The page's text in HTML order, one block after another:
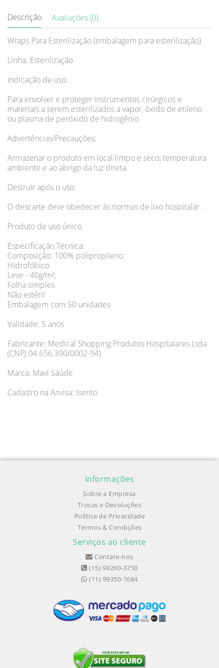
Descrição Avaliações (0)
Wraps Para Esterilização (embalagem para esterilização)
Linha: Esterilização
Indicação de uso:
Para envolver e proteger instrumentos cirúrgicos e
materiais a serem esterilizados a vapor, óxido de etileno
ou plasma de peróxido de hidrogênio
Advertências/Precauções:
Armazenar o produto em local limpo e seco, temperatura
ambiente e ao abrigo da luz direta.
Destruir após o uso.
O descarte deve obedecer às normas de lixo hospitalar .
Produto de uso único.
Especificação Técnica:
Composição: 100% polipropileno
Hidrofóbico
Leve - 40g/m²,
Folha simples
Não estéril
Embalagem com 50 unidades
Validade: 5 anos
Fabricante: Medical Shopping Produtos Hospitalares Ltda
(CNPJ:04.656.390/0002-94)
Marca: Mavi Saúde
Cadastro na Anvisa: Isento
Informações
Sobre a Empresa
Trocas e Devoluções
Política de Privacidade
Termos & Condições
Serviços ao cliente
Contate-nos
(15) 99260-3750
(11) 99350-7684